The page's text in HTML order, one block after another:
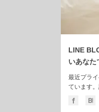
LINE
いあなた
最近プラ
ています
課になっ